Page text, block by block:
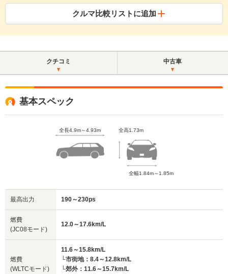
クルマ比較リストに追加
クチコミ 中古車
基本スペック
全長4.9m～4.93m 全高1.73m
全幅1.84m～1.85m
最高出力 190～230ps
燃費
(JC08モード)
12.0～17.6km/L
燃費
(WLTCモード)
11.6～15.8km/L
└市街地：8.4～12.8km/L
└郊外：11.6～15.7km/L